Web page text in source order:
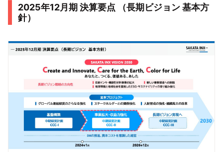
2025年12月期 決算要点 （長期ビジョン 基本方
針）